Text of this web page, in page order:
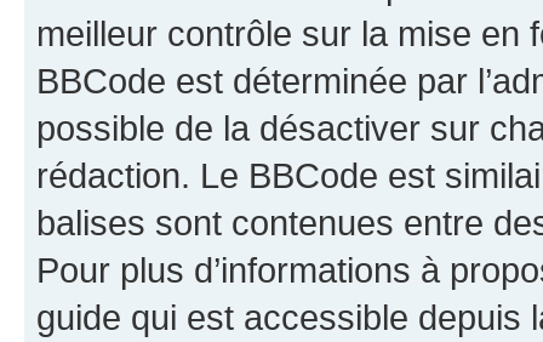
meilleur contrôle sur la mise en
BBCode est déterminée par
possible de la désactiver sur
rédaction. Le BBCode est
balises sont contenues entre
Pour plus d’informations à
guide qui est accessible depuis